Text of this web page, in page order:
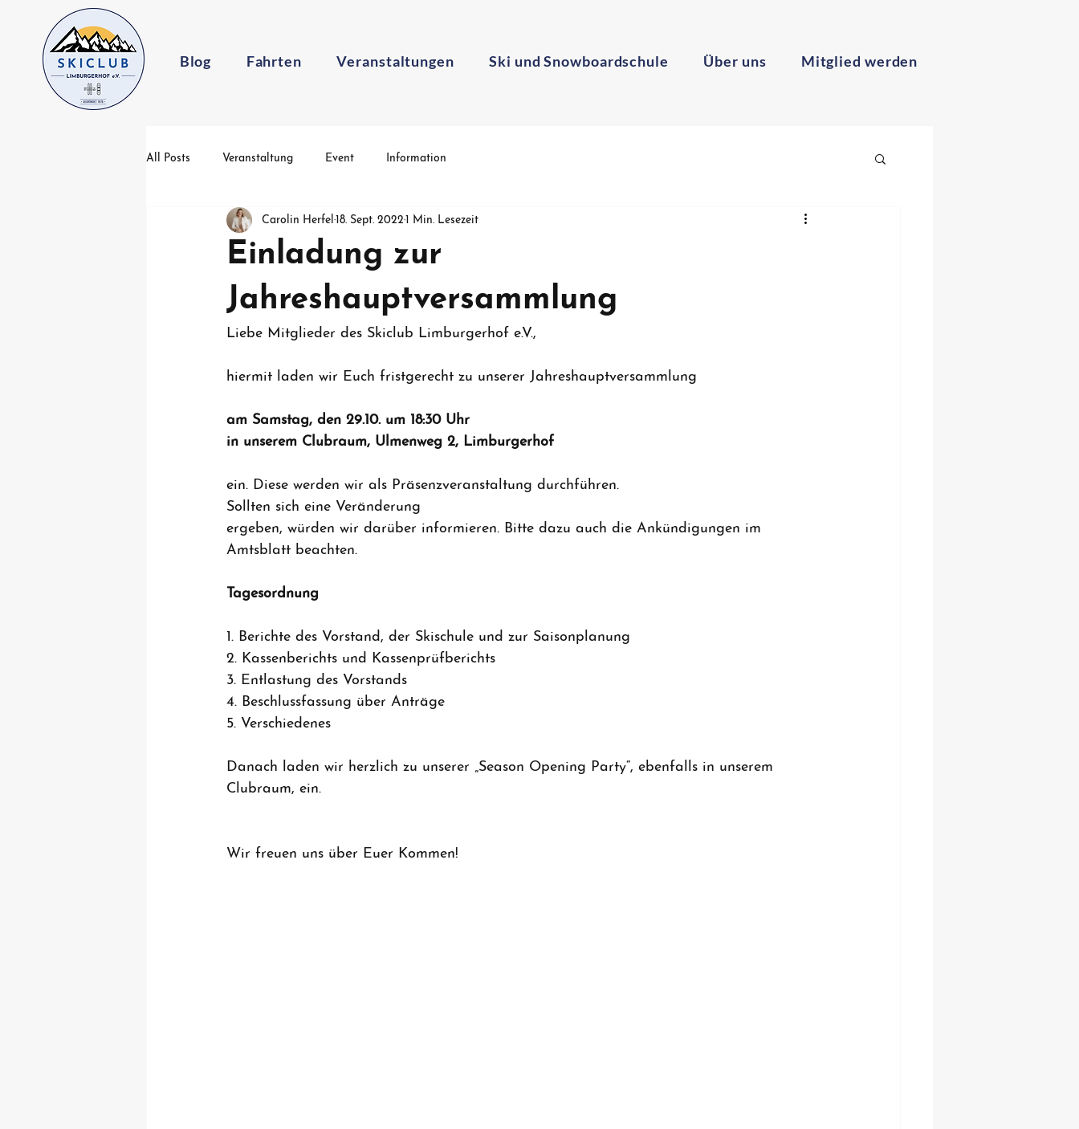
Blog Fahrten Veranstaltungen Ski und Snowboardschule Über uns Mitglied werden
All Posts Veranstaltung Event Information
Einladung zur
Jahreshauptversammlung
Carolin Herfel 18. Sept. 2022 1 Min. Lesezeit
Liebe Mitglieder des Skiclub Limburgerhof e.V.,
hiermit laden wir Euch fristgerecht zu unserer Jahreshauptversammlung
am Samstag, den 29.10. um 18:30 Uhr
in unserem Clubraum, Ulmenweg 2, Limburgerhof
ein. Diese werden wir als Präsenzveranstaltung durchführen.
Sollten sich eine Veränderung
ergeben, würden wir darüber informieren. Bitte dazu auch die Ankündigungen im
Amtsblatt beachten.
Tagesordnung
1. Berichte des Vorstand, der Skischule und zur Saisonplanung
2. Kassenberichts und Kassenprüfberichts
3. Entlastung des Vorstands
4. Beschlussfassung über Anträge
5. Verschiedenes
Danach laden wir herzlich zu unserer „Season Opening Party“, ebenfalls in unserem
Clubraum, ein.
Wir freuen uns über Euer Kommen!